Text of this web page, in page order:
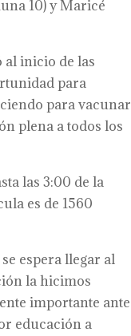
10) y Maricé
al inicio de las
para
para vacunar
plena a todos los
las 3:00 de la
es de 1560
espera llegar al
la hicimos
importante ante
educación a